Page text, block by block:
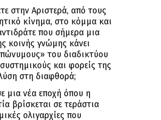
στην Αριστερά, από τους
κίνημα, στο κόμμα και
που σήμερα μια
κοινής γνώμης κάνει
του διαδικτύου
και φορείς της
στη διαφθορά;
μια νέα εποχή όπου η
βρίσκεται σε τεράστια
ολιγαρχίες που